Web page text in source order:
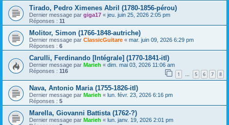
Tirado, Pedro Ximenes Abril (1780-1856-pérou)
Dernier message par giga17 « jeu. juin 25, 2026 2:05 pm
Réponses : 11
Molitor, Simon (1766-1848-autriche)
Dernier message par ClassicGuitare « mar. juin 09, 2026 6:29 pm
Réponses : 6
Carulli, Ferdinando [Intégrale] (1770-1841-itl)
Dernier message par Marieh « dim. mai 03, 2026 11:06 am
Réponses : 116 1 … 5 6 7 8
Nava, Antonio Maria (1755-1826-itl)
Dernier message par Marieh « lun. févr. 23, 2026 6:16 pm
Réponses : 5
Marella, Giovanni Battista (1762-?)
Dernier message par Marieh « lun. janv. 19, 2026 2:01 pm